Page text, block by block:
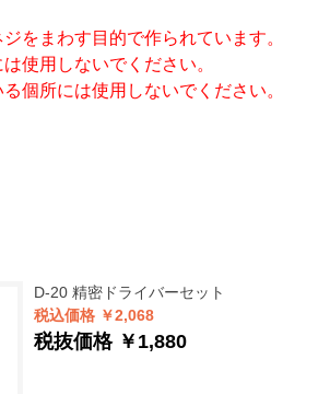
をまわす目的で作られています。
使用しないでください。
個所には使用しないでください。
D-20 精密ドライバーセット
税込価格 ￥2,068
税抜価格 ￥1,880